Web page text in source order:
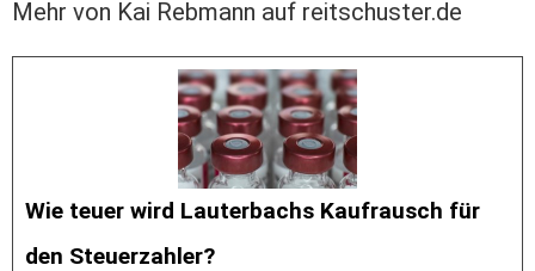
Mehr von Kai Rebmann auf reitschuster.de
Wie teuer wird Lauterbachs Kaufrausch für
den Steuerzahler?